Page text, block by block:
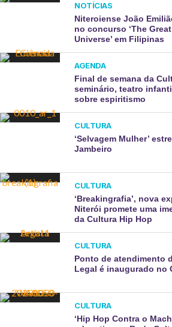
NOTÍCIAS
Niteroiense João
no concurso ‘The
Universe’ em Filipinas
AGENDA
Final de semana da
seminário, teatro
sobre espiritismo
CULTURA
‘Selvagem Mulher’
Jambeiro
CULTURA
‘Breakingrafia’, nova
Niterói promete uma
da Cultura Hip Hop
CULTURA
Ponto de atendimento
Legal é inaugurado no
CULTURA
‘Hip Hop Contra o